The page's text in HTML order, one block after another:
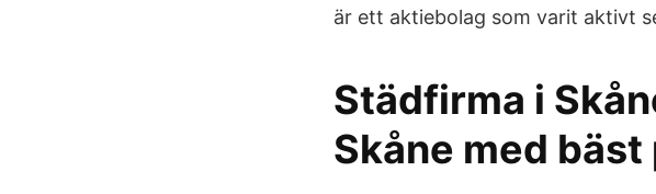
är ett aktiebolag som varit aktivt
Städfirma i
Skåne med bäst